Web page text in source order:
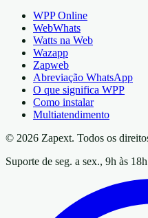
WPP Online
WebWhats
Watts na Web
Wazapp
Zapweb
Abreviação WhatsApp
O que significa WPP
Como instalar
Multiatendimento
© 2026 Zapext. Todos os
Suporte de seg. a sex., 9h às